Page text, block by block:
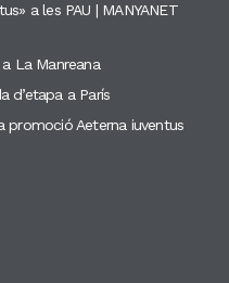
a les PAU | MANYANET
La Manreana
d’etapa a París
Aeterna iuventus